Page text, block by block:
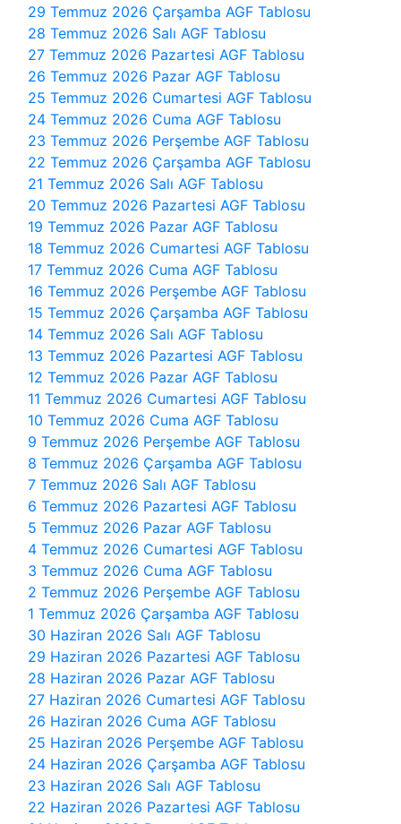
29 Temmuz 2026 Çarşamba AGF Tablosu
28 Temmuz 2026 Salı AGF Tablosu
27 Temmuz 2026 Pazartesi AGF Tablosu
26 Temmuz 2026 Pazar AGF Tablosu
25 Temmuz 2026 Cumartesi AGF Tablosu
24 Temmuz 2026 Cuma AGF Tablosu
23 Temmuz 2026 Perşembe AGF Tablosu
22 Temmuz 2026 Çarşamba AGF Tablosu
21 Temmuz 2026 Salı AGF Tablosu
20 Temmuz 2026 Pazartesi AGF Tablosu
19 Temmuz 2026 Pazar AGF Tablosu
18 Temmuz 2026 Cumartesi AGF Tablosu
17 Temmuz 2026 Cuma AGF Tablosu
16 Temmuz 2026 Perşembe AGF Tablosu
15 Temmuz 2026 Çarşamba AGF Tablosu
14 Temmuz 2026 Salı AGF Tablosu
13 Temmuz 2026 Pazartesi AGF Tablosu
12 Temmuz 2026 Pazar AGF Tablosu
11 Temmuz 2026 Cumartesi AGF Tablosu
10 Temmuz 2026 Cuma AGF Tablosu
9 Temmuz 2026 Perşembe AGF Tablosu
8 Temmuz 2026 Çarşamba AGF Tablosu
7 Temmuz 2026 Salı AGF Tablosu
6 Temmuz 2026 Pazartesi AGF Tablosu
5 Temmuz 2026 Pazar AGF Tablosu
4 Temmuz 2026 Cumartesi AGF Tablosu
3 Temmuz 2026 Cuma AGF Tablosu
2 Temmuz 2026 Perşembe AGF Tablosu
1 Temmuz 2026 Çarşamba AGF Tablosu
30 Haziran 2026 Salı AGF Tablosu
29 Haziran 2026 Pazartesi AGF Tablosu
28 Haziran 2026 Pazar AGF Tablosu
27 Haziran 2026 Cumartesi AGF Tablosu
26 Haziran 2026 Cuma AGF Tablosu
25 Haziran 2026 Perşembe AGF Tablosu
24 Haziran 2026 Çarşamba AGF Tablosu
23 Haziran 2026 Salı AGF Tablosu
22 Haziran 2026 Pazartesi AGF Tablosu